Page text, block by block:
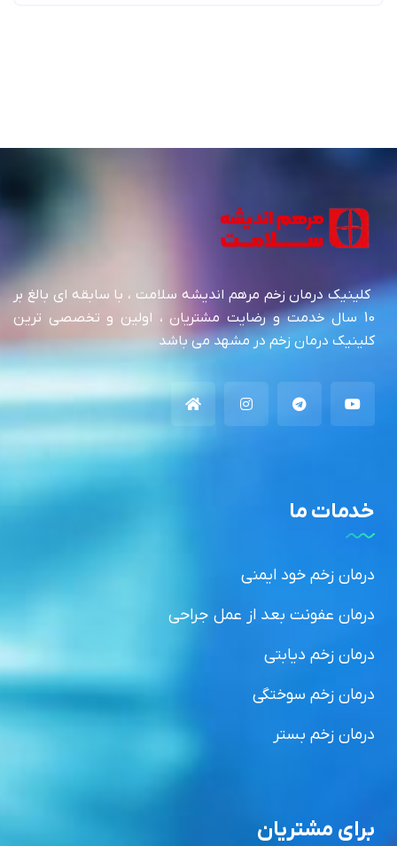
کلینیک درمان زخم مرهم اندیشه سلامت ، با سابقه ای بالغ بر
10 سال خدمت و رضایت مشتریان ، اولین و تخصصی ترین
کلینیک درمان زخم در مشهد می باشد
خدمات ما
درمان زخم خود ایمنی
درمان عفونت بعد از عمل جراحی
درمان زخم دیابتی
درمان زخم سوختگی
درمان زخم بستر
برای مشتریان